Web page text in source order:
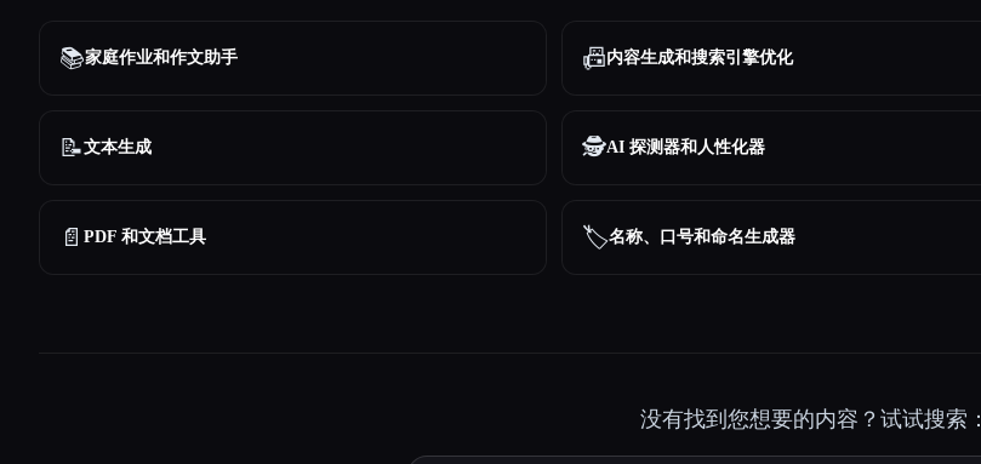
📚家庭作业和作文助手 📠内容生成和搜索引擎优化
📝文本生成 🕵️AI 探测器和人性化器
📄 PDF 和文档工具 🏷️名称、口号和命名生成器
没有找到您想要的内容？试试搜索：